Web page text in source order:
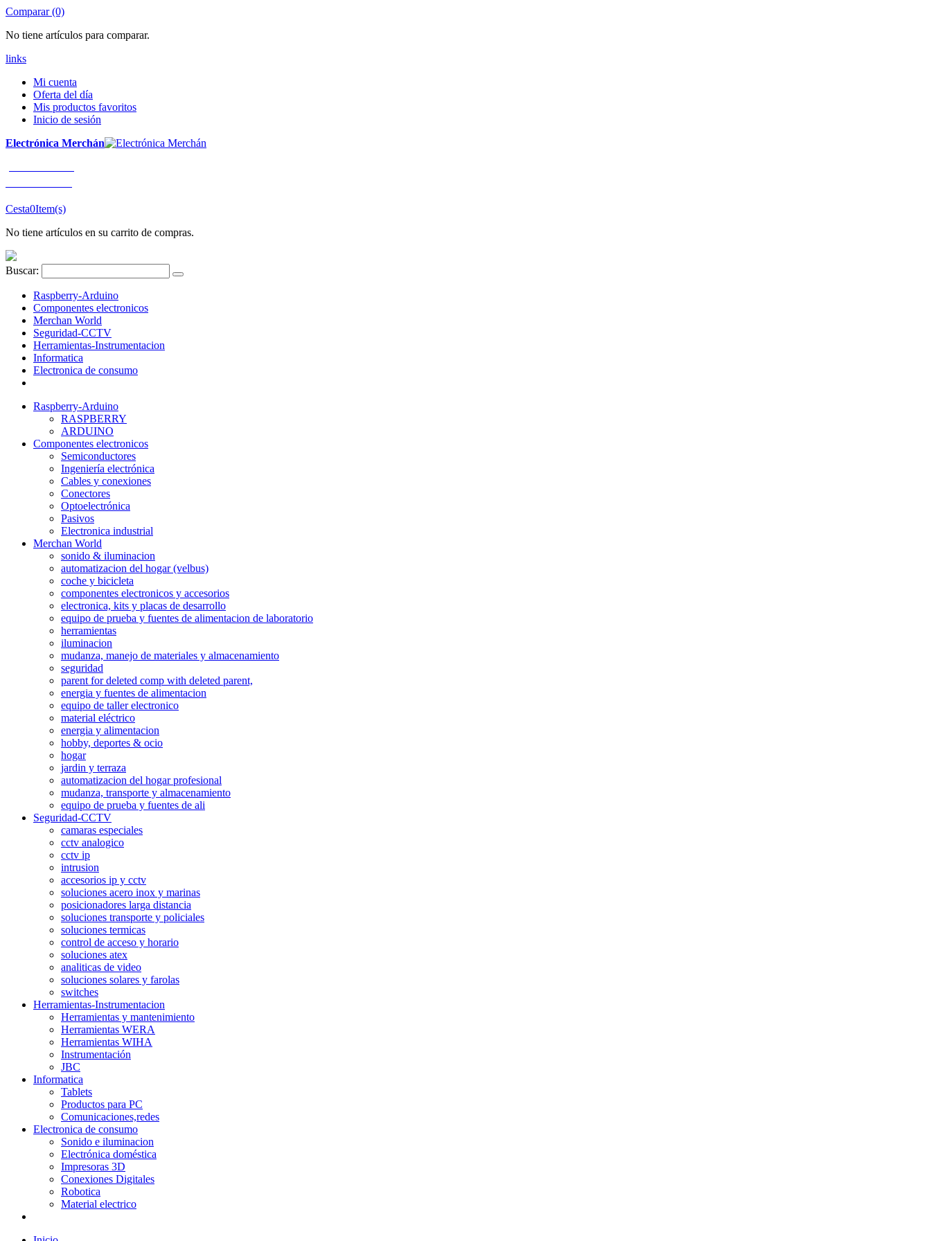
Comparar (0)
No tiene artículos para comparar.
links
Mi cuenta
Oferta del día
Mis productos favoritos
Inicio de sesión
Electrónica Merchán
Cesta0Item(s)
No tiene artículos en su carrito de compras.
Buscar:
Raspberry-Arduino
Componentes electronicos
Merchan World
Seguridad-CCTV
Herramientas-Instrumentacion
Informatica
Electronica de consumo
Raspberry-Arduino
RASPBERRY
ARDUINO
Componentes electronicos
Semiconductores
Ingeniería electrónica
Cables y conexiones
Conectores
Optoelectrónica
Pasivos
Electronica industrial
Merchan World
sonido & iluminacion
automatizacion del hogar (velbus)
coche y bicicleta
componentes electronicos y accesorios
electronica, kits y placas de desarrollo
equipo de prueba y fuentes de alimentacion de laboratorio
herramientas
iluminacion
mudanza, manejo de materiales y almacenamiento
seguridad
parent for deleted comp with deleted parent,
energia y fuentes de alimentacion
equipo de taller electronico
material eléctrico
energia y alimentacion
hobby, deportes & ocio
hogar
jardin y terraza
automatizacion del hogar profesional
mudanza, transporte y almacenamiento
equipo de prueba y fuentes de ali
Seguridad-CCTV
camaras especiales
cctv analogico
cctv ip
intrusion
accesorios ip y cctv
soluciones acero inox y marinas
posicionadores larga distancia
soluciones transporte y policiales
soluciones termicas
control de acceso y horario
soluciones atex
analiticas de video
soluciones solares y farolas
switches
Herramientas-Instrumentacion
Herramientas y mantenimiento
Herramientas WERA
Herramientas WIHA
Instrumentación
JBC
Informatica
Tablets
Productos para PC
Comunicaciones,redes
Electronica de consumo
Sonido e iluminacion
Electrónica doméstica
Impresoras 3D
Conexiones Digitales
Robotica
Material electrico